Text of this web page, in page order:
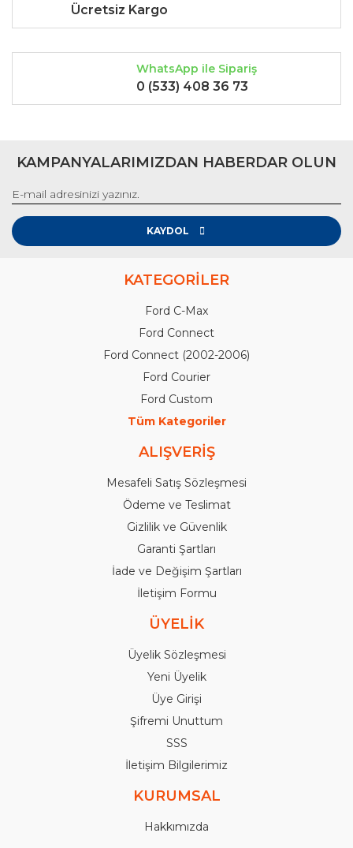
Gönder
Ücretsiz Kargo
WhatsApp ile Sipariş
0 (533) 408 36 73
KAMPANYALARIMIZDAN HABERDAR OLUN
KAYDOL
KATEGORİLER
Ford C-Max
Ford Connect
Ford Connect (2002-2006)
Ford Courier
Ford Custom
Tüm Kategoriler
ALIŞVERİŞ
Mesafeli Satış Sözleşmesi
Ödeme ve Teslimat
Gizlilik ve Güvenlik
Garanti Şartları
İade ve Değişim Şartları
İletişim Formu
ÜYELİK
Üyelik Sözleşmesi
Yeni Üyelik
Üye Girişi
Şifremi Unuttum
SSS
İletişim Bilgilerimiz
KURUMSAL
Hakkımızda